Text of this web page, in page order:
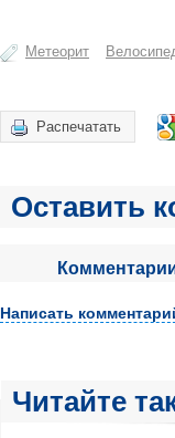
Метеорит
Распечатать
Оставить
Написать
Читайте